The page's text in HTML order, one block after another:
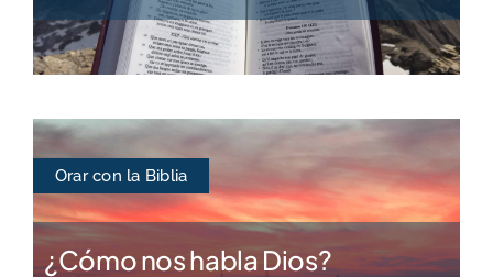
Orar con la Biblia
¿Cómo nos habla Dios?